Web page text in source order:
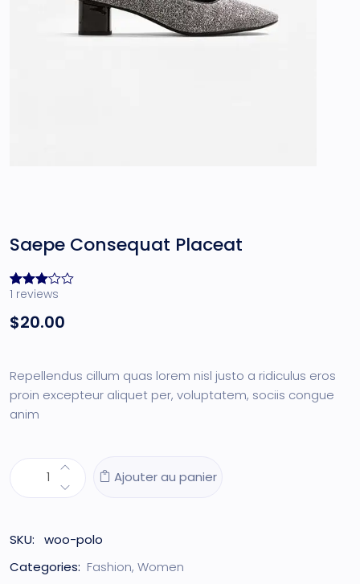
Saepe Consequat Placeat
Noté
sur 5
basé
1
1 reviews
$20.00
Repellendus cillum quas lorem nisl justo a ridiculus eros
proin excepteur aliquet per, voluptatem, sociis congue
anim
Ajouter au panier
SKU:
woo-polo
Categories: Fashion, Women